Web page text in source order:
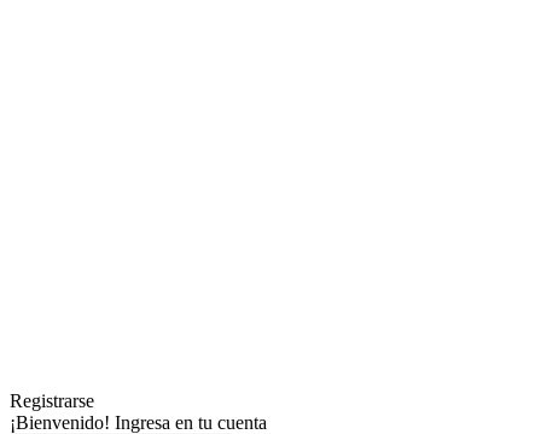
Registrarse
¡Bienvenido! Ingresa en tu cuenta